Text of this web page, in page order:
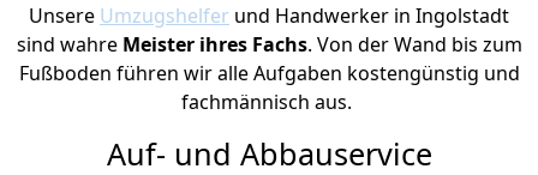
Unsere Umzugshelfer und Handwerker in Ingolstadt
sind wahre Meister ihres Fachs. Von der Wand bis zum
Fußboden führen wir alle Aufgaben kostengünstig und
fachmännisch aus.
Auf- und Abbauservice